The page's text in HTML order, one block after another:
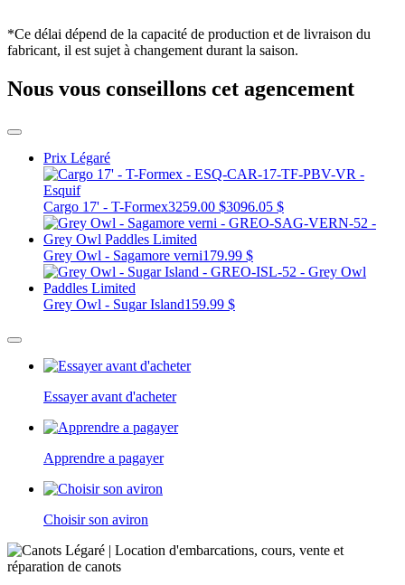
*Ce délai dépend de la capacité de production et de livraison du
fabricant, il est sujet à changement durant la saison.
Nous vous conseillons cet agencement
Prix Légaré
Cargo 17' - T-Formex3259.00 $3096.05 $
Grey Owl - Sagamore verni179.99 $
Grey Owl - Sugar Island159.99 $
Essayer avant d'acheter
Apprendre a pagayer
Choisir son aviron